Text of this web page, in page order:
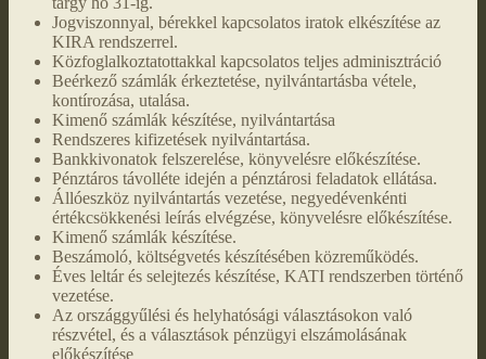
Jogviszonnyal, bérekkel kapcsolatos iratok elkészítése az
KIRA rendszerrel.
Közfoglalkoztatottakkal kapcsolatos teljes adminisztráció
Beérkező számlák érkeztetése, nyilvántartásba vétele,
kontírozása, utalása.
Kimenő számlák készítése, nyilvántartása
Rendszeres kifizetések nyilvántartása.
Bankkivonatok felszerelése, könyvelésre előkészítése.
Pénztáros távolléte idején a pénztárosi feladatok ellátása.
Állóeszköz nyilvántartás vezetése, negyedévenkénti
értékcsökkenési leírás elvégzése, könyvelésre előkészítése.
Kimenő számlák készítése.
Beszámoló, költségvetés készítésében közreműködés.
Éves leltár és selejtezés készítése, KATI rendszerben történő
vezetése.
Az országgyűlési és helyhatósági választásokon való
részvétel, és a választások pénzügyi elszámolásának
előkészítése